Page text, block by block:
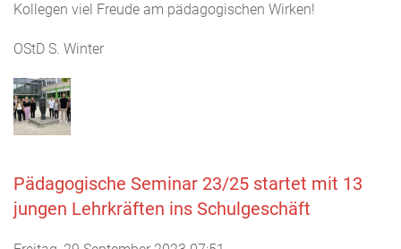
Kollegen viel Freude am pädagogischen Wirken!
OStD S. Winter
Pädagogische Seminar 23/25 startet mit 13
jungen Lehrkräften ins Schulgeschäft